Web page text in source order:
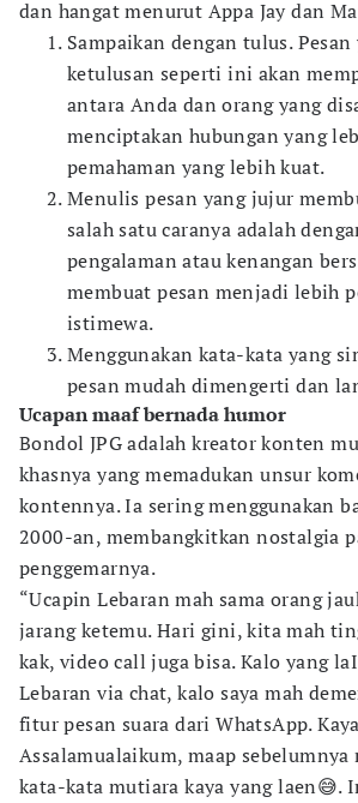
dan hangat menurut Appa Jay dan
Sampaikan dengan tulus.
ketulusan seperti ini akan
antara Anda dan orang yang
menciptakan hubungan yang
pemahaman yang lebih kuat.
Menulis pesan yang jujur
salah satu caranya adalah
pengalaman atau kenangan
membuat pesan menjadi lebih
istimewa.
Menggunakan kata-kata yang
pesan mudah dimengerti dan
Ucapan maaf bernada humor
Bondol JPG adalah kreator konten
khasnya yang memadukan unsur
kontennya. Ia sering menggunakan
2000-an, membangkitkan nostalgia
penggemarnya.
“Ucapin Lebaran mah sama orang
jarang ketemu. Hari gini, kita mah
kak, video call juga bisa. Kalo yang
Lebaran via chat, kalo saya mah
fitur pesan suara dari WhatsApp.
Assalamualaikum, maap sebelumnya
kata-kata mutiara kaya yang laen😅.